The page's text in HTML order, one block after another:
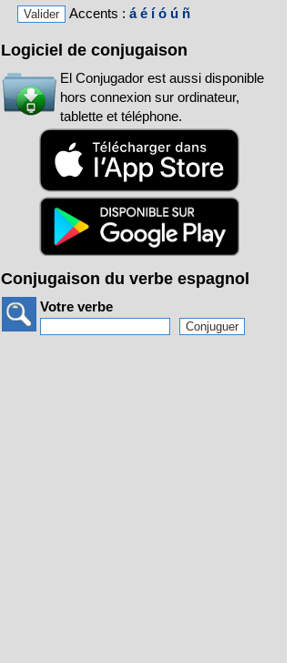
Accents : á é í ó ú ñ
Logiciel de conjugaison
El Conjugador est aussi disponible
hors connexion sur ordinateur,
tablette et téléphone.
Conjugaison du verbe espagnol
Votre verbe